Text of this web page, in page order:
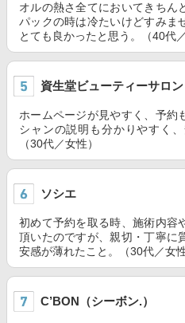
オルの熱さ全てにおいてきちん
パックの時は冷たいけどすみま
とても良かったと思う。（40代／
資生堂ビューティーサロン
ホームページが見やすく、予約
シャンの説明も分かりやすく
（30代／女性）
ソシエ
初めて予約を取る時、施術内容
頂いたのですが、親切・丁寧に
安感が薄れたこと。（30代／女性
C’BON（シーボン.）